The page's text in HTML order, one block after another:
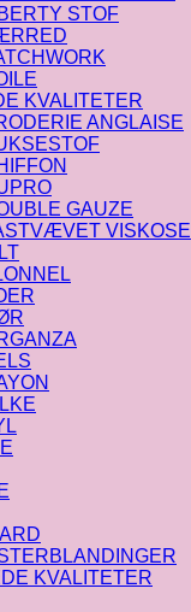
STOF
KVALITETER
ANGLAISE
GAUZE
VISKOSE
KVALITETER